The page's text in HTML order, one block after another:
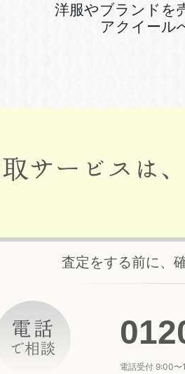
洋服やブランドを
アクイール
査定をする前に、
電話受付 9:00